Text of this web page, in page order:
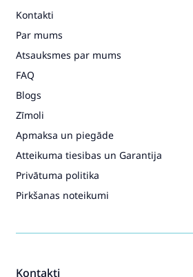
Kontakti
Kontakti
Par mums
Atsauksmes par mums
FAQ
Blogs
Zīmoli
Apmaksa un piegāde
Atteikuma tiesibas un Garantija
Privātuma politika
Pirkšanas noteikumi